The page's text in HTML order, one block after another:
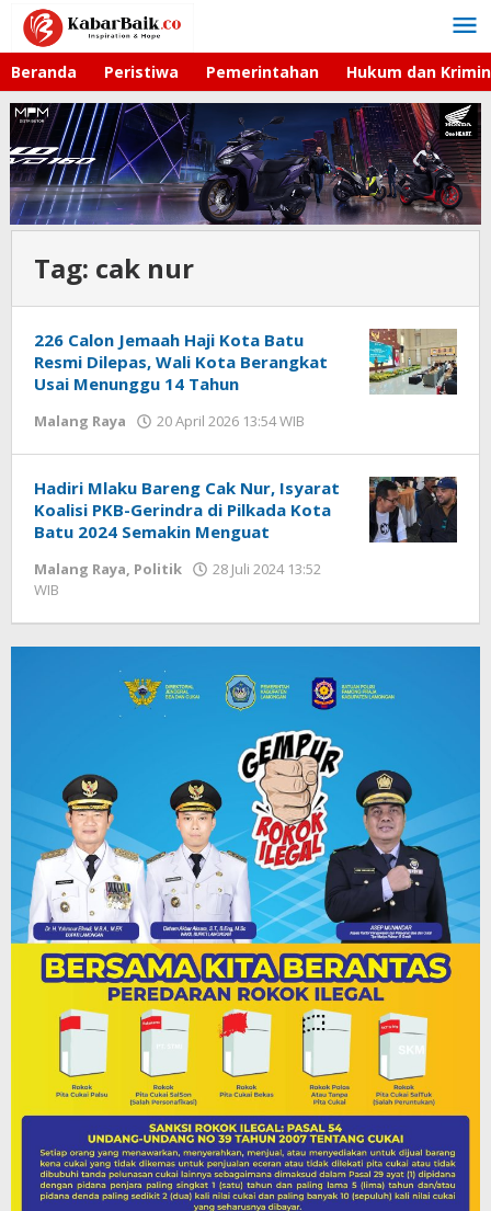
Lewati
konten
Beranda Peristiwa Pemerintahan Hukum dan
Tag: cak nur
226 Calon Jemaah Haji Kota Batu
Resmi Dilepas, Wali Kota Berangkat
Usai Menunggu 14 Tahun
Malang Raya 20 April 2026 13:54 WIB
Hadiri Mlaku Bareng Cak Nur, Isyarat
Koalisi PKB-Gerindra di Pilkada Kota
Batu 2024 Semakin Menguat
Malang Raya, Politik
28 Juli 2024 13:52
WIB